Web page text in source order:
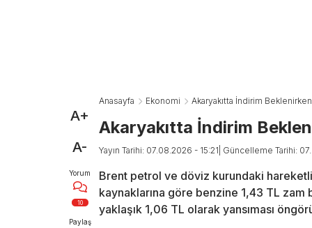
A+
A-
Yorum
10
Paylaş
Anasayfa Ekonomi Akaryakıtta İndirim
Akaryakıtta İndirim
Yayın Tarihi: 07.08.2026 - 15:21 | Güncelleme Tarihi:
Brent petrol ve döviz kurundaki
kaynaklarına göre benzine 1,43 TL
yaklaşık 1,06 TL olarak yansıması